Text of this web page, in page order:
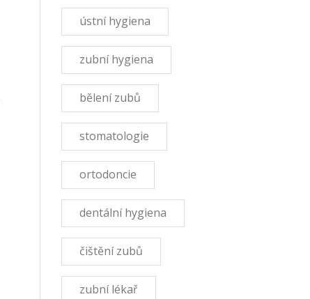
ústní hygiena
zubní hygiena
bělení zubů
stomatologie
ortodoncie
dentální hygiena
čištění zubů
zubní lékař